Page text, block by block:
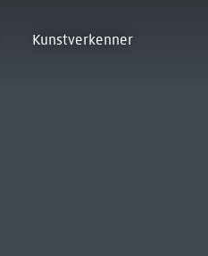
Kunstverkenner